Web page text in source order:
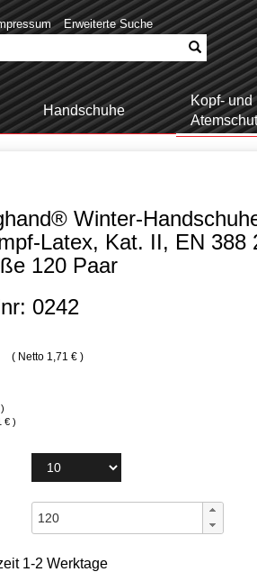
Erweiterte Suche
Handschuhe
Kopf- und
Winter-
Latex, Kat. II, EN
120 Paar
0242
( Netto 1,71 € )
€ )
1-2 Werktage